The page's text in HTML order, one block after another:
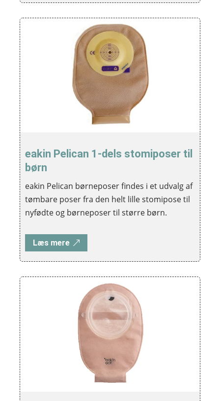
eakin Pelican 1-dels stomiposer til
børn
eakin Pelican børneposer findes i et udvalg af
tømbare poser fra den helt lille stomipose til
nyfødte og børneposer til større børn.
Læs mere